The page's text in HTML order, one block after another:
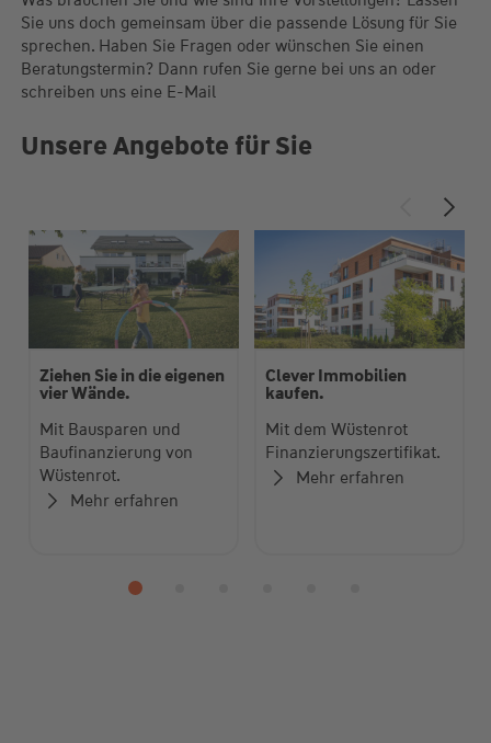
Sie uns doch gemeinsam über die passende Lösung für Sie
sprechen. Haben Sie Fragen oder wünschen Sie einen
Beratungstermin? Dann rufen Sie gerne bei uns an oder
schreiben uns eine E-Mail
Unsere Angebote für Sie
Ziehen Sie in die eigenen
vier Wände.
Mit Bausparen und
Baufinanzierung von
Wüstenrot.
Mehr erfahren
Clever Immobilien
kaufen.
Mit dem Wüstenrot
Finanzierungszertifikat.
Mehr erfahren